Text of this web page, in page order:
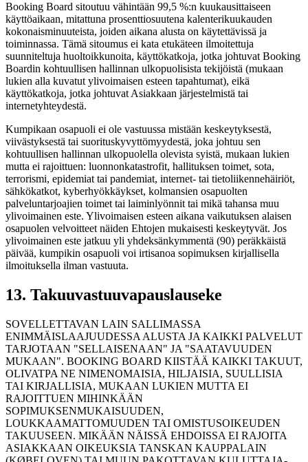
Booking Board sitoutuu vähintään 99,5 %:n kuukausittaiseen
käyttöaikaan, mitattuna prosenttiosuutena kalenterikuukauden
kokonaisminuuteista, joiden aikana alusta on käytettävissä ja
toiminnassa. Tämä sitoumus ei kata etukäteen ilmoitettuja
suunniteltuja huoltoikkunoita, käyttökatkoja, jotka johtuvat Booking
Boardin kohtuullisen hallinnan ulkopuolisista tekijöistä (mukaan
lukien alla kuvatut ylivoimaisen esteen tapahtumat), eikä
käyttökatkoja, jotka johtuvat Asiakkaan järjestelmistä tai
internetyhteydestä.
Kumpikaan osapuoli ei ole vastuussa mistään keskeytyksestä,
viivästyksestä tai suorituskyvyttömyydestä, joka johtuu sen
kohtuullisen hallinnan ulkopuolella olevista syistä, mukaan lukien
mutta ei rajoittuen: luonnonkatastrofit, hallituksen toimet, sota,
terrorismi, epidemiat tai pandemiat, internet- tai tietoliikennehäiriöt,
sähkökatkot, kyberhyökkäykset, kolmansien osapuolten
palveluntarjoajien toimet tai laiminlyönnit tai mikä tahansa muu
ylivoimainen este. Ylivoimaisen esteen aikana vaikutuksen alaisen
osapuolen velvoitteet näiden Ehtojen mukaisesti keskeytyvät. Jos
ylivoimainen este jatkuu yli yhdeksänkymmentä (90) peräkkäistä
päivää, kumpikin osapuoli voi irtisanoa sopimuksen kirjallisella
ilmoituksella ilman vastuuta.
13. Takuuvastuuvapauslauseke
SOVELLETTAVAN LAIN SALLIMASSA
ENIMMÄISLAAJUUDESSA ALUSTA JA KAIKKI PALVELUT
TARJOTAAN "SELLAISENAAN" JA "SAATAVUUDEN
MUKAAN". BOOKING BOARD KIISTÄÄ KAIKKI TAKUUT,
OLIVATPA NE NIMENOMAISIA, HILJAISIA, SUULLISIA
TAI KIRJALLISIA, MUKAAN LUKIEN MUTTA EI
RAJOITTUEN MIHINKÄÄN
SOPIMUKSENMUKAISUUDEN,
LOUKKAAMATTOMUUDEN TAI OMISTUSOIKEUDEN
TAKUUSEEN. MIKÄÄN NÄISSÄ EHDOISSA EI RAJOITA
ASIAKKAAN OIKEUKSIA TANSKAN KAUPPALAIN